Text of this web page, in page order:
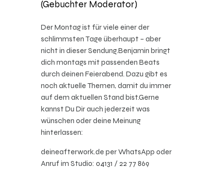
(Gebuchter Moderator)
Der Montag ist für viele einer der
schlimmsten Tage überhaupt – aber
nicht in dieser Sendung.Benjamin bringt
dich montags mit passenden Beats
durch deinen Feierabend. Dazu gibt es
noch aktuelle Themen, damit du immer
auf dem aktuellen Stand bist.Gerne
kannst Du Dir auch jederzeit was
wünschen oder deine Meinung
hinterlassen:
deineafterwork.de per WhatsApp oder
Anruf im Studio: 04131 / 22 77 869